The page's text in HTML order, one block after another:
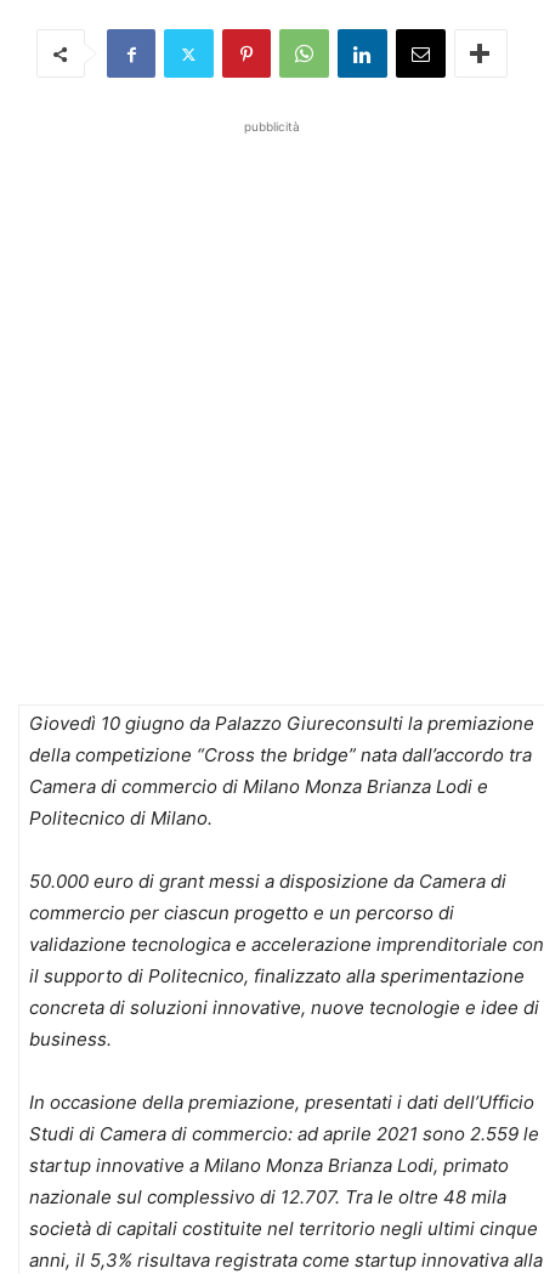
pubblicità
Giovedì 10 giugno da Palazzo Giureconsulti la premiazione
della competizione “Cross the bridge” nata dall’accordo tra
Camera di commercio di Milano Monza Brianza Lodi e
Politecnico di Milano.
50.000 euro di grant messi a disposizione da Camera di
commercio per ciascun progetto e un percorso di
validazione tecnologica e accelerazione imprenditoriale con
il supporto di Politecnico, finalizzato alla sperimentazione
concreta di soluzioni innovative, nuove tecnologie e idee di
business.
In occasione della premiazione, presentati i dati dell’Ufficio
Studi di Camera di commercio: ad aprile 2021 sono 2.559 le
startup innovative a Milano Monza Brianza Lodi, primato
nazionale sul complessivo di 12.707. Tra le oltre 48 mila
società di capitali costituite nel territorio negli ultimi cinque
anni, il 5,3% risultava registrata come startup innovativa alla